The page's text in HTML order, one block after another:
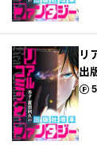
リ
出
ポイント